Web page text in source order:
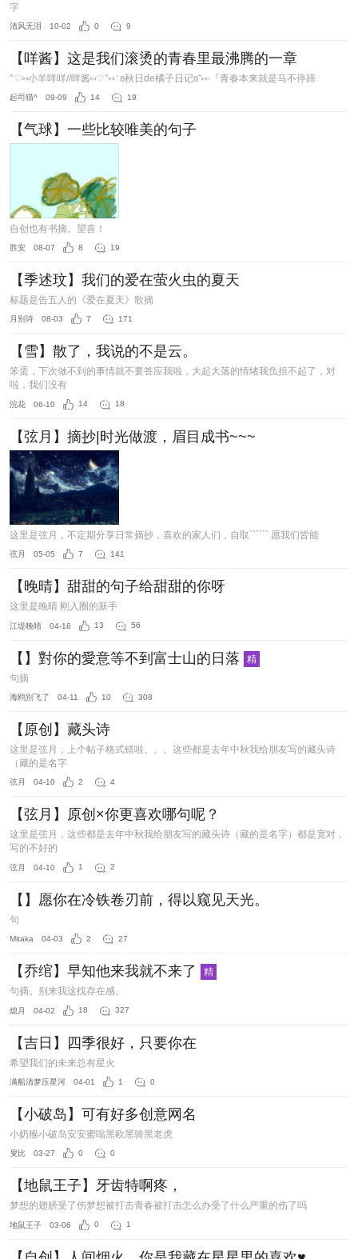
字
清风无泪 10-02 0 9
【咩酱】这是我们滚烫的青春里最沸腾的一章
°♡⑅小羊咩咩//咩酱⑅♡°⑅⁺ʚ秋日de橘子日记ɞ⁺⑅·『青春本来就是马不停蹄
起司猫^ 09-09 14 19
【气球】一些比较唯美的句子
自创也有书摘。望喜！
胜安 08-07 8 19
【季述玟】我们的爱在萤火虫的夏天
标题是告五人的《爱在夏天》歌摘
月别诗 08-03 7 171
【雪】散了，我说的不是云。
笨蛋，下次做不到的事情就不要答应我啦，大起大落的情绪我负担不起了，对
啦，我们没有
浣花 06-10 14 18
【弦月】摘抄|时光做渡，眉目成书~~~
这里是弦月，不定期分享日常摘抄，喜欢的家人们，自取`````` 愿我们皆能
弦月 05-05 7 141
【晚晴】甜甜的句子给甜甜的你呀
这里是晚晴 刚入圈的新手
江堤晚晴 04-16 13 56
【】對你的愛意等不到富士山的日落
精
句摘
海鸥别飞了 04-11 10 308
【原创】藏头诗
这里是弦月，上个帖子格式错啦。。。这些都是去年中秋我给朋友写的藏头诗
（藏的是名字
弦月 04-10 2 4
【弦月】原创×你更喜欢哪句呢？
这里是弦月，这些都是去年中秋我给朋友写的藏头诗（藏的是名字）都是宽对，
写的不好的
弦月 04-10 1 2
【】愿你在冷铁卷刃前，得以窥见天光。
句
Mitaka 04-03 2 27
【乔绾】早知他来我就不来了
精
句摘。别来我这找存在感。
熄月 04-02 18 327
【吉日】四季很好，只要你在
希望我们的未来总有星火
满船清梦压星河 04-01 1 0
【小破岛】可有好多创意网名
小奶猴小破岛安安蜜嗡黑欧黑骑黑老虎
叟比 03-27 0 0
【地鼠王子】牙齿特啊疼，
梦想的翅膀受了伤梦想被打击青春被打击怎么办受了什么严重的伤了吗
地鼠王子 03-06 0 1